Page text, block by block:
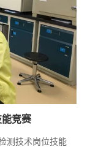
竞赛
测技术岗位技能